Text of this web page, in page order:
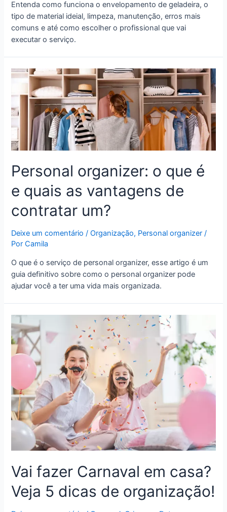
Entenda como funciona o envelopamento de geladeira, o
tipo de material ideial, limpeza, manutenção, erros mais
comuns e até como escolher o profissional que vai
executar o serviço.
Personal organizer: o que é
e quais as vantagens de
contratar um?
Deixe um comentário /Organização, Personal organizer /
PorCamila
O que é o serviço de personal organizer, esse artigo é um
guia definitivo sobre como o personal organizer pode
ajudar você a ter uma vida mais organizada.
Vai fazer Carnaval em casa?
Veja 5 dicas de organização!